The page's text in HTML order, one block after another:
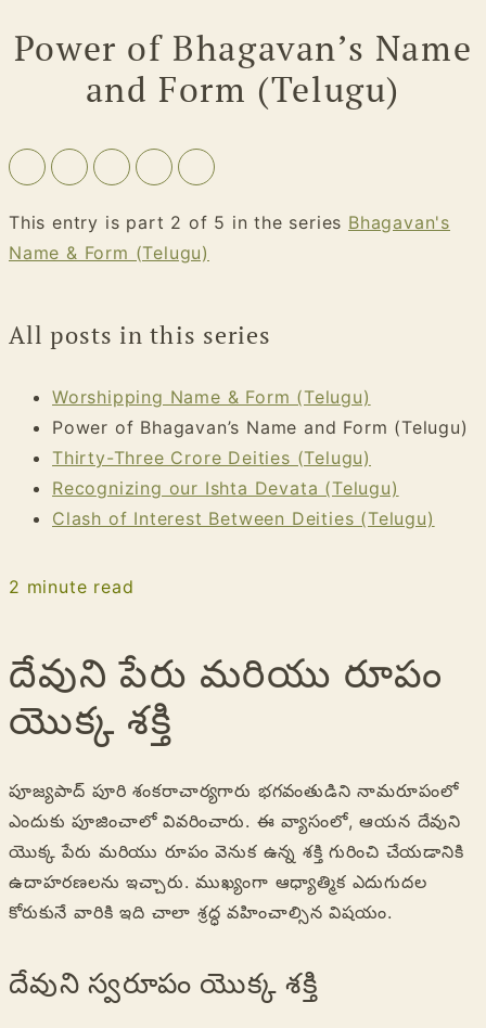
Power of Bhagavan’s Name
and Form (Telugu)
This entry is part 2 of 5 in the series Bhagavan's
Name & Form (Telugu)
All posts in this series
Worshipping Name & Form (Telugu)
Power of Bhagavan’s Name and Form (Telugu)
Thirty-Three Crore Deities (Telugu)
Recognizing our Ishta Devata (Telugu)
Clash of Interest Between Deities (Telugu)
2 minute read
దేవుని పేరు మరియు రూపం
యొక్క శక్తి
పూజ్యపాద్ పూరి శంకరాచార్యగారు భగవంతుడిని నామరూపంలో
ఎందుకు పూజించాలో వివరించారు. ఈ వ్యాసంలో, ఆయన దేవుని
యొక్క పేరు మరియు రూపం వెనుక ఉన్న శక్తి గురించి చేయడానికి
ఉదాహరణలను ఇచ్చారు. ముఖ్యంగా ఆధ్యాత్మిక ఎదుగుదల
కోరుకునే వారికి ఇది చాలా శ్రద్ధ వహించాల్సిన విషయం.
దేవుని స్వరూపం యొక్క శక్తి